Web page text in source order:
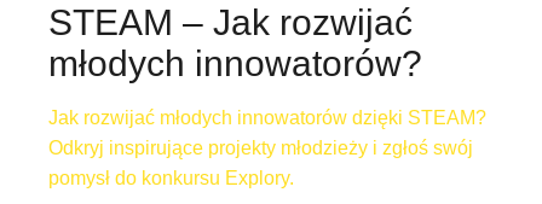
STEAM – Jak rozwijać
młodych innowatorów?
Jak rozwijać młodych innowatorów dzięki STEAM?
Odkryj inspirujące projekty młodzieży i zgłoś swój
pomysł do konkursu Explory.